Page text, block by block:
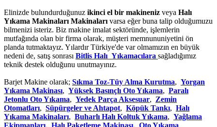
Elinizde bulundurduğunuz ikinci el bir makineniz veya Halı
Yıkama Makinaları Makinalarıvarsa eğer buna talip olduğumuzu
bilmenizi isteriz. Biz makine imalat sektöründe, işlemlerin
mutfağında olan bir firma olarak, müşteri memnununiyetini ön
planda tutmaktayız. Yılardır Türkiye'de var olmamızın en büyük
nedeni de, satış sonrası Bitlis Halı Yıkamacılara sağladığımız
teknik destek olduğunu unutmayınız.
Barjet Makine olarak; Sıkma Toz-Tüy Alma Kurutma, Yorgan
Yıkama Makinası, Yüksek Basınçlı Oto Yıkama, Paralı
Jetonlu Oto Yıkama, Yedek Parça Aksesuar, Zemin
Otomatları, Süpürgeler ve Ahtapot, Köpük Tankı, Halı
Yıkama Makinaları, Buharlı Halı Koltuk Yıkama, Yağlama